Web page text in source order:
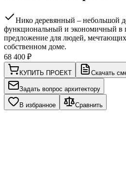
Нико деревянный – небольшой
функциональный и экономичный в
предложение для людей,
собственном доме.
68 400 ₽
КУПИТЬ ПРОЕКТ Скачать
Задать вопрос архитектору
В избранное Сравнить